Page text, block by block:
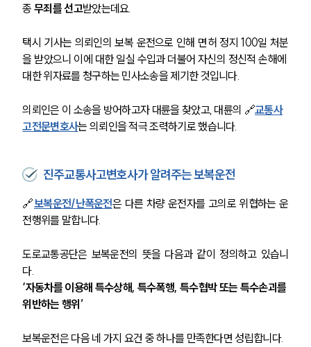
종 무죄를 선고받았는데요.
택시 기사는 의뢰인의 보복 운전으로 인해 면허 정지 100일 처분
을 받았으니 이에 대한 일실 수입과 더불어 자신의 정신적 손해에
대한 위자료를 청구하는 민사소송을 제기한 것입니다.
의뢰인은 이 소송을 방어하고자 대륜을 찾았고, 대륜의 🔗교통사
고전문변호사는 의뢰인을 적극 조력하기로 했습니다.
진주교통사고변호사가 알려주는 보복운전
🔗보복운전/난폭운전은 다른 차량 운전자를 고의로 위협하는 운
전행위를 말합니다.
도로교통공단은 보복운전의 뜻을 다음과 같이 정의하고 있습니
다.
‘자동차를 이용해 특수상해, 특수폭행, 특수협박 또는 특수손괴를
위반하는 행위’
보복운전은 다음 네 가지 요건 중 하나를 만족한다면 성립합니다.